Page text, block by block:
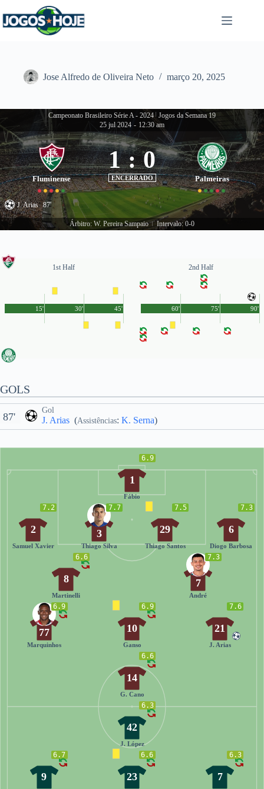
para
o
Jose Alfredo de Oliveira Neto março 20, 2025
Campeonato Brasileiro Série A - 2024 Jogos da Semana 19
25 jul 2024 - 12:30 am
Fluminense
1 : 0
ENCERRADO Palmeiras
J. Arias 87'
Árbitro: W. Pereira Sampaio | Intervalo: 0-0
1st Half
45'
15' 30'
2nd Half
90'
60' 75'
GOLS
Gol
J. Arias (Assistências: K. Serna)
87'
6.9
1
Fábio
7.3
6
Diogo Barbosa
7.5
29
Thiago Santos
7.7
3
Thiago Silva
7.2
2
Samuel Xavier
7.3
7
André
6.6
8
Martinelli
7.6
21
J. Arias
6.9
10
Ganso
6.9
77
Marquinhos
6.6
14
G. Cano
6.7
9
6.6
23
6.3
7
6.3
42
J. López